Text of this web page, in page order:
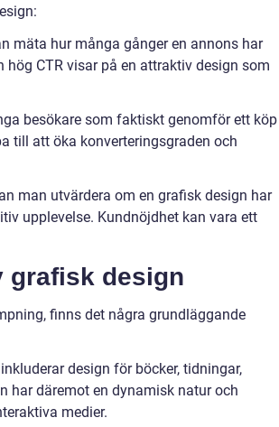
mäta hur många gånger en annons har
CTR visar på en attraktiv design som
besökare som faktiskt genomför ett köp
till att öka konverteringsgraden och
man utvärdera om en grafisk design har
upplevelse. Kundnöjdhet kan vara ett
grafisk design
finns det några grundläggande
design för böcker, tidningar,
har däremot en dynamisk natur och
medier.